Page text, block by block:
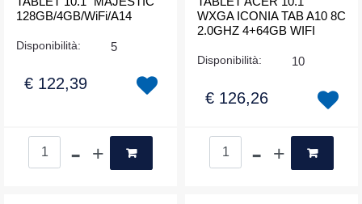
128GB/4GB/WiFi/A14
Disponibilità: 5
€ 122,39
WXGA ICONIA TAB A10 8C
2.0GHZ 4+64GB WIFI
Disponibilità: 10
€ 126,26